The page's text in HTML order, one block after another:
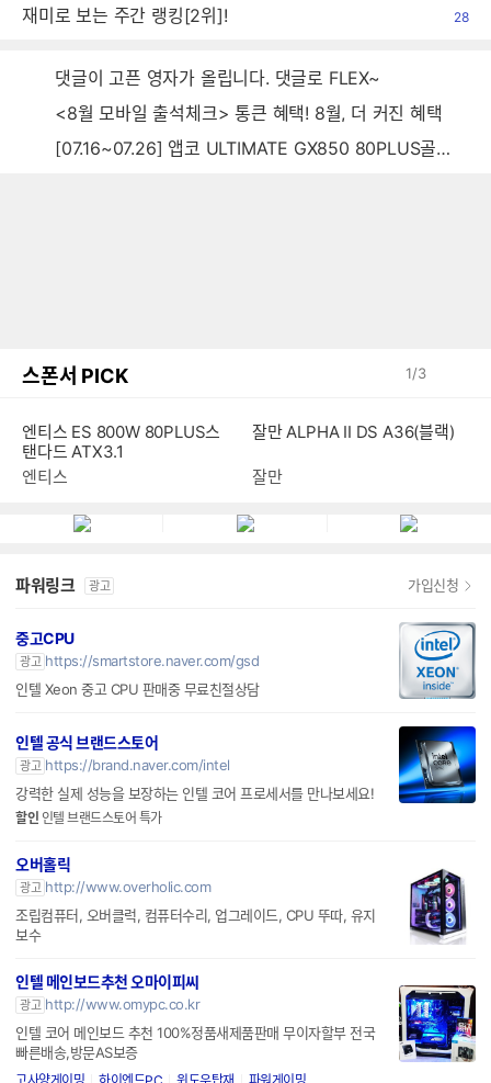
재미로 보는 주간 랭킹[2위]! 28
댓글이 고픈 영자가 올립니다. 댓글로 FLEX~
<8월 모바일 출석체크> 통큰 혜택! 8월, 더 커진 혜택
[07.16~07.26] 앱코 ULTIMATE GX850 80PLUS골드 풀모듈러 ATX3.0 블랙
스폰서 PICK 1/3
엔티스 ES 800W 80PLUS스
탠다드 ATX3.1
가입신청
중고CPU
광고 https://smartstore.naver.com/gsd
인텔 공식 브랜드스토어
광고 https://brand.naver.com/intel
할인인텔 브랜드스토어 특가
오버홀릭
광고 http://www.overholic.com
보수
인텔 메인보드추천 오마이피씨
광고 http://www.omypc.co.kr
인텔 코어 메인보드 추천 100%정품새제품판매 무이자할부 전국